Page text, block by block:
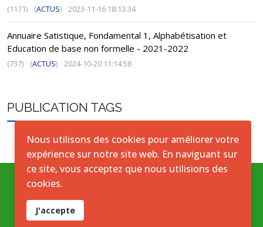
(1171) (ACTUS) 2023-11-16 18:13:34
Annuaire Satistique, Fondamental 1, Alphabétisation et
Education de base non formelle - 2021-2022
(737) (ACTUS) 2024-10-20 11:14:58
PUBLICATION TAGS
Accord de licence ouverte
Nous utilisons des cookies pour améliorer votre
expérience sur notre site web. En naviguant sur
ce site, vous acceptez que nous utilisions des
cookies.
J'accepte